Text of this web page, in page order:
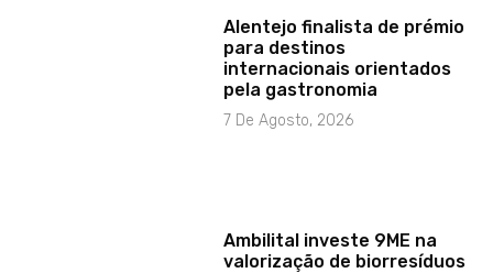
Alentejo finalista de prémio
para destinos
internacionais orientados
pela gastronomia
7 De Agosto, 2026
Ambilital investe 9ME na
valorização de biorresíduos